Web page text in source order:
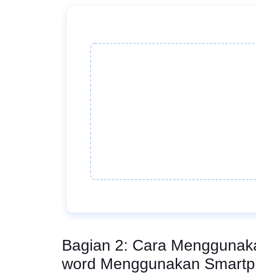
Bagian 2: Cara
word Menggunakan